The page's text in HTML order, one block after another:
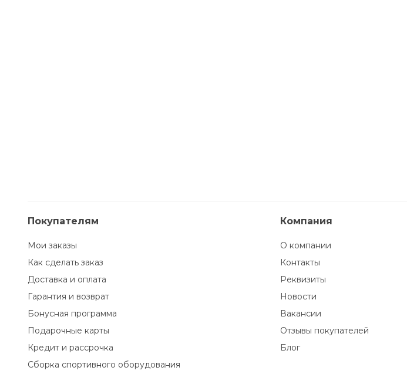
Покупателям
Мои заказы
Как сделать заказ
Доставка и оплата
Гарантия и возврат
Бонусная программа
Подарочные карты
Кредит и рассрочка
Сборка спортивного оборудования
Компания
О компании
Контакты
Реквизиты
Новости
Вакансии
Отзывы покупателей
Блог